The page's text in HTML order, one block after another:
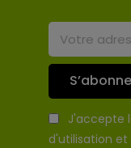
J'accepte
d'utilisation